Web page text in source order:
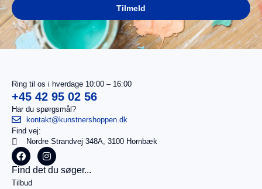
I
alt
0,00kr.
Køb for
499,00kr.
mere for
Tilmeld
Ring til os i hverdage 10:00 – 16:00
+45 42 95 02 56
Har du spørgsmål?
kontakt@kunstnershoppen.dk
Find vej:
Nordre Strandvej 348A, 3100 Hornbæk
Find det du søger...
Tilbud